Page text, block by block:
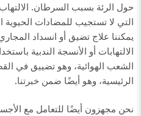
حول الرئة بسبب السرطان.
التي لا تستجيب للمضادات الحيوية
يمكننا علاج تضيق أو انسداد المجاري
الالتهابات أو الأنسجة الندبية
الشعب الهوائية، وهو تضييق في
الرئيسية، وهو أيضًا ضمن خبرتنا.
نحن مجهزون أيضًا للتعامل مع